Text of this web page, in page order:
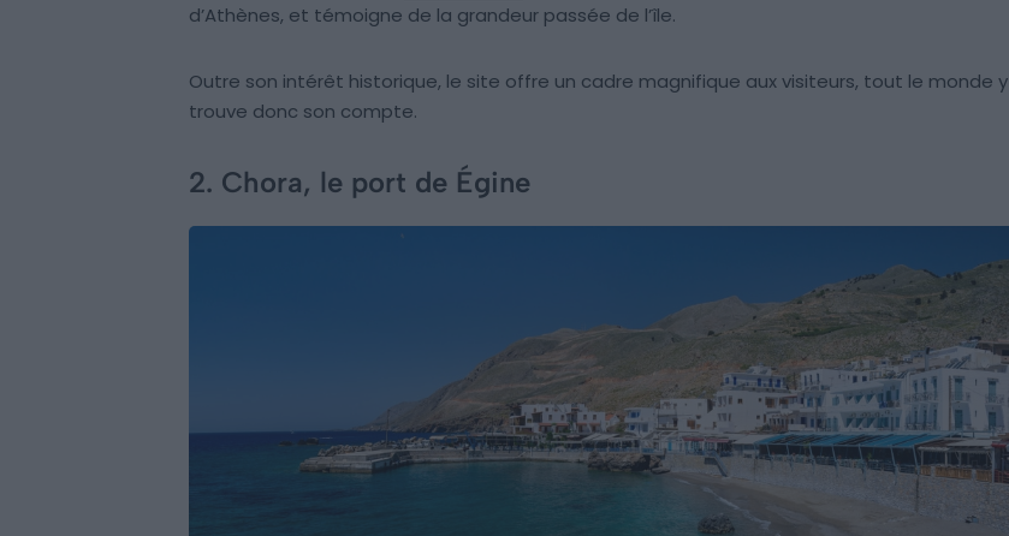
d’Athènes, et témoigne de la grandeur passée de l’île.
Outre son intérêt historique, le site offre un cadre magnifique aux visiteurs, tout le monde y
trouve donc son compte.
2. Chora, le port de Égine